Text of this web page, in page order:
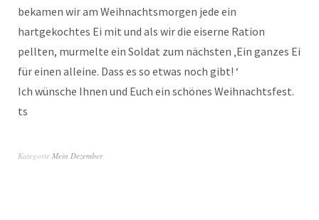
bekamen wir am Weihnachtsmorgen jede ein
hartgekochtes Ei mit und als wir die eiserne Ration
pellten, murmelte ein Soldat zum nächsten ‚Ein ganzes Ei
für einen alleine. Dass es so etwas noch gibt! ‘
Ich wünsche Ihnen und Euch ein schönes Weihnachtsfest.
ts
Kategorie Mein Dezember